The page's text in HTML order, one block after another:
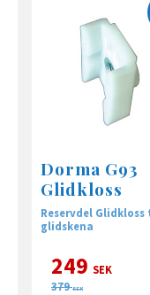
Dorma G93
Glidkloss
Reservdel
glidskena
249 SEK
379 SEK